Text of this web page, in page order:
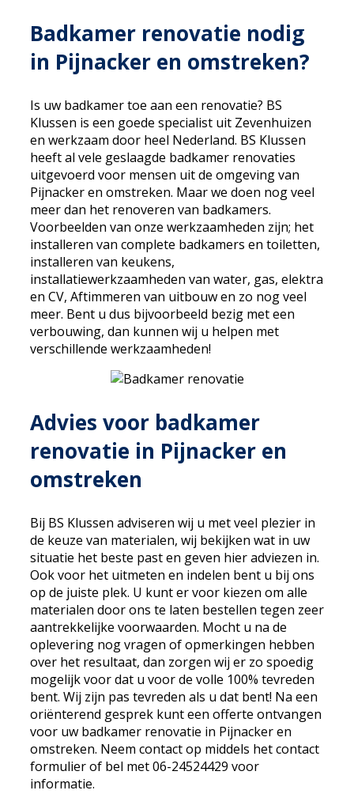
Badkamer renovatie nodig
in Pijnacker en omstreken?
Is uw badkamer toe aan een renovatie? BS
Klussen is een goede specialist uit Zevenhuizen
en werkzaam door heel Nederland. BS Klussen
heeft al vele geslaagde badkamer renovaties
uitgevoerd voor mensen uit de omgeving van
Pijnacker en omstreken. Maar we doen nog veel
meer dan het renoveren van badkamers.
Voorbeelden van onze werkzaamheden zijn; het
installeren van complete badkamers en toiletten,
installeren van keukens,
installatiewerkzaamheden van water, gas, elektra
en CV, Aftimmeren van uitbouw en zo nog veel
meer. Bent u dus bijvoorbeeld bezig met een
verbouwing, dan kunnen wij u helpen met
verschillende werkzaamheden!
Advies voor badkamer
renovatie in Pijnacker en
omstreken
Bij BS Klussen adviseren wij u met veel plezier in
de keuze van materialen, wij bekijken wat in uw
situatie het beste past en geven hier adviezen in.
Ook voor het uitmeten en indelen bent u bij ons
op de juiste plek. U kunt er voor kiezen om alle
materialen door ons te laten bestellen tegen zeer
aantrekkelijke voorwaarden. Mocht u na de
oplevering nog vragen of opmerkingen hebben
over het resultaat, dan zorgen wij er zo spoedig
mogelijk voor dat u voor de volle 100% tevreden
bent. Wij zijn pas tevreden als u dat bent! Na een
oriënterend gesprek kunt een offerte ontvangen
voor uw badkamer renovatie in Pijnacker en
omstreken. Neem contact op middels het contact
formulier of bel met 06-24524429 voor
informatie.